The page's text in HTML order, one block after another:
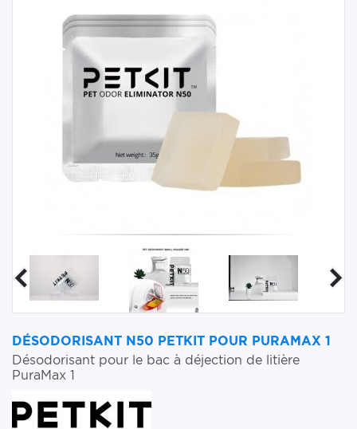
DÉSODORISANT N50 PETKIT POUR PURAMAX 1
Désodorisant pour le bac à déjection de litière
PuraMax 1